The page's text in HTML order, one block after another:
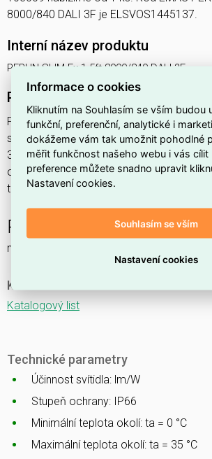
8000/840 DALI 3F je ELSVOS1445137.
Interní název produktu
PERUN SLIM Ex 1.5ft 8000/840 DALI 3F
Podrobný popis produktu
PERUN SLIM Ex 1.5ft 8000/840 DALI 3F
svítidlo průmyslové do prostředí s
3GD, 1x8000lm, spektrum 840RJ, s
ovládané DALI protokolem, s nerez. klipy,
třífáz.průběž.montáž,
PERUN SLIM Ex NM
nouzové a orientační
Ke stažení
Katalogový list
Technické parametry
Účinnost svítidla: lm/W
Stupeň ochrany: IP66
Minimální teplota okolí: ta = 0 °C
Maximální teplota okolí: ta = 35 °C
Informace o cookies
Kliknutím na Souhlasím se vším budou
funkční, preferenční, analytické i
dokážeme vám tak umožnit pohodlné
měřit funkčnost našeho webu i vás cílit
preference můžete snadno upravit
Nastavení cookies.
Souhlasím se vším
Nastavení cookies